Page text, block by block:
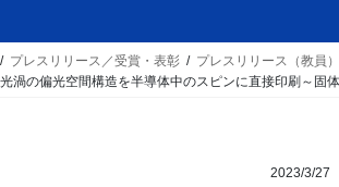
プレスリリース／受賞・表彰
プレスリリース（教員）
渦の偏光空間構造を半導体中のスピンに直接印刷～固
2023/3/27